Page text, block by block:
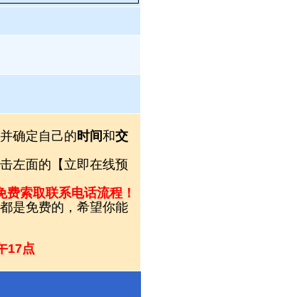
确定自己的时间和交
左面的【立即在线预
索取联系电话流程！
是免费的，希望你能
17点